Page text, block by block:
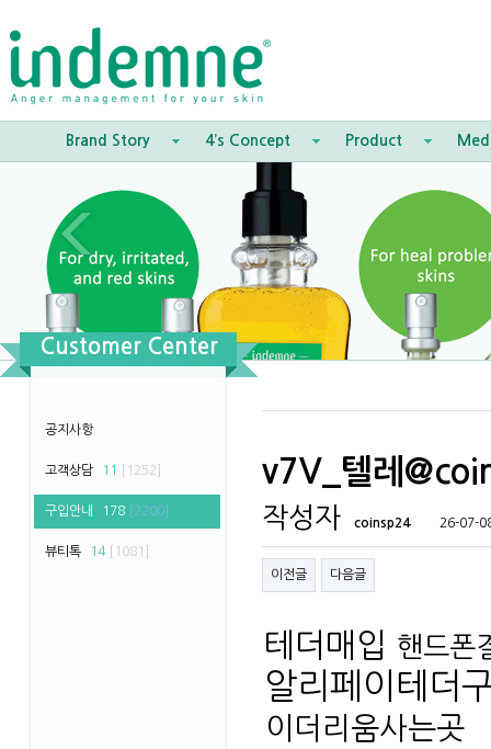
Brand Story 4’s Concept Product
Customer Center
공지사항
고객상담 11 [1252]
구입안내 178 [2200]
뷰티톡 14 [1081]
v7V_텔레
작성자 coinsp24 26-07-
이전글 다음글
테더매입 핸드폰
알리페이테더
이더리움사는곳